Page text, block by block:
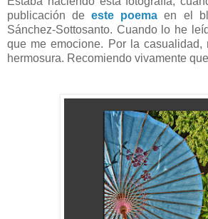
publicación deeste poema en el
Sánchez-Sottosanto. Cuando lo he
que me emocione. Por la casualidad,
hermosura. Recomiendo vivamente